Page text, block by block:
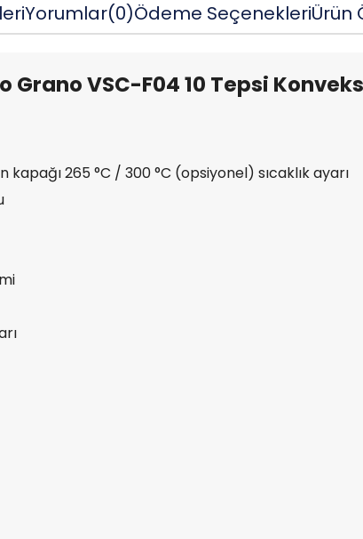
Yorumlar(0)Ödeme SeçenekleriÜrün
Grano VSC-F04 10 Tepsi
kapağı 265 °C / 300 °C (opsiyonel) sıcaklık ayarı